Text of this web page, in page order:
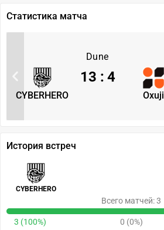
Статистика матча
Dune
CYBERHERO Oxuji
13 : 4
История встреч
CYBERHERO
Всего матчей: 3
3 (100%) 0 (0%)